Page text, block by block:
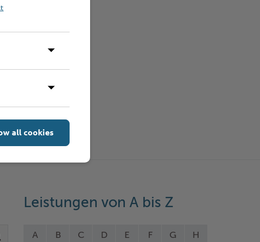
Leistungen von A bis Z
A B C D E F G H
all cookies